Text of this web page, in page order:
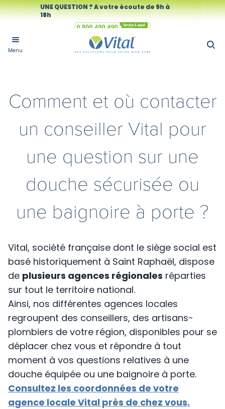
UNE QUESTION ? A votre écoute de 9h à
18h
Numéro vert
Menu
Comment et où contacter
un conseiller Vital pour
une question sur une
douche sécurisée ou
une baignoire à porte ?
Vital, société française dont le siège social est
basé historiquement à Saint Raphaël, dispose
de plusieurs agences régionales réparties
sur tout le territoire national.
Ainsi, nos différentes agences locales
regroupent des conseillers, des artisans-
plombiers de votre région, disponibles pour se
déplacer chez vous et répondre à tout
moment à vos questions relatives à une
douche équipée ou une baignoire à porte.
Consultez les coordonnées de votre
agence locale Vital près de chez vous.